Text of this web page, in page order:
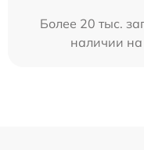
Более 20 тыс.
наличии на